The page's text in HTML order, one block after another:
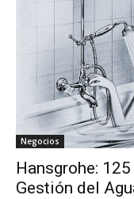
Negocios
Hansgrohe:
Gestión del